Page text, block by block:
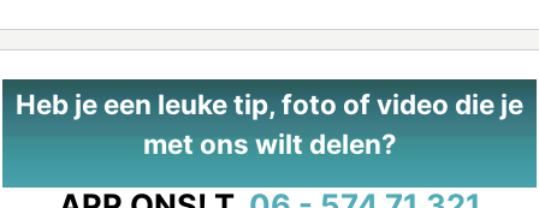
Heb je een leuke tip, foto of video die je
met ons wilt delen?